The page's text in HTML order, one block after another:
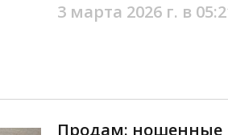
3 марта 2026 г. в
Продам: ношенные